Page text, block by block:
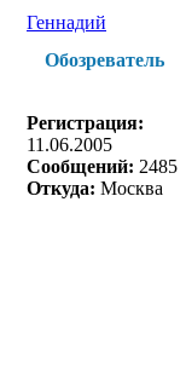
Геннадий
Обозреватель
Регистрация:
11.06.2005
Сообщений: 2485
Откуда: Москва